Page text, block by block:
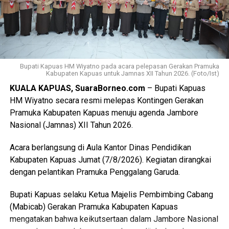
“Oleh karena itu terkait hal tersebut kami menyepakati data
final LP2B data LCP2B menyempurnakan Raperda melalui
proses harmonisasi dan pembahasan DPRD,” ujarnya.
(Ujg/SB)
Views: 9
Bagikan ke
WhatsApp 0 Facebook 0
Bupati Kapuas HM Wiyatno pada acara pelepasan Gerakan Pramuka
Kabupaten Kapuas untuk Jamnas XII Tahun 2026. (Foto/Ist)
KUALA KAPUAS, SuaraBorneo.com – Bupati Kapuas
HM Wiyatno secara resmi melepas Kontingen Gerakan
Pramuka Kabupaten Kapuas menuju agenda Jambore
Nasional (Jamnas) XII Tahun 2026.
Acara berlangsung di Aula Kantor Dinas Pendidikan
Kabupaten Kapuas Jumat (7/8/2026). Kegiatan dirangkai
dengan pelantikan Pramuka Penggalang Garuda.
Bupati Kapuas selaku Ketua Majelis Pembimbing Cabang
(Mabicab) Gerakan Pramuka Kabupaten Kapuas
mengatakan bahwa keikutsertaan dalam Jambore Nasional